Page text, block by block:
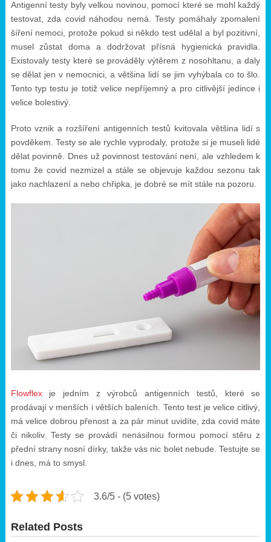
Antigenní testy byly velkou novinou, pomocí které se mohl každý
testovat, zda covid náhodou nemá. Testy pomáhaly zpomalení
šíření nemoci, protože pokud si někdo test udělal a byl pozitivní,
musel zůstat doma a dodržovat přísná hygienická pravidla.
Existovaly testy které se prováděly výtěrem z nosohltanu, a daly
se dělat jen v nemocnici, a většina lidí se jim vyhýbala co to šlo.
Tento typ testu je totiž velice nepříjemný a pro citlivější jedince i
velice bolestivý.
Proto vznik a rozšíření antigenních testů kvitovala většina lidí s
povděkem. Testy se ale rychle vyprodaly, protože si je museli lidé
dělat povinně. Dnes už povinnost testování není, ale vzhledem k
tomu že covid nezmizel a stále se objevuje každou sezonu tak
jako nachlazení a nebo chřipka, je dobré se mít stále na pozoru.
Flowflexje jedním z výrobců antigenních testů, které se
prodávají v menších i větších baleních. Tento test je velice citlivý,
má velice dobrou přenost a za pár minut uvidíte, zda covid máte
či nikoliv. Testy se provádí nenásilnou formou pomocí stěru z
přední strany nosní dírky, takže vás nic bolet nebude. Testujte se
i dnes, má to smysl.
3.6/5 - (5 votes)
Related Posts